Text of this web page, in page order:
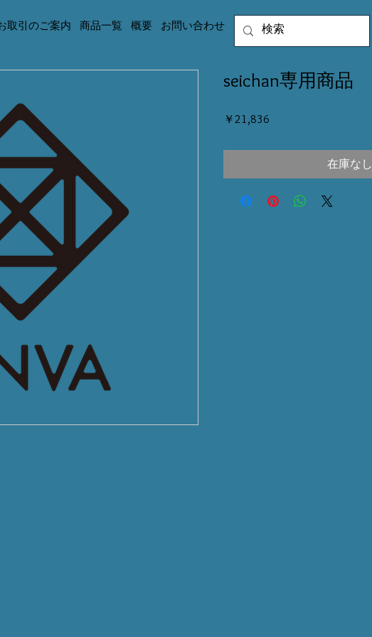
取引のご案内 商品一覧 概要 お問い合わせ
seichan専用商品
￥21,836
在庫なし